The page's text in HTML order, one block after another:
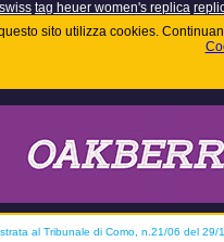
tag heuer women's replica
sito utilizza cookies.
al Tribunale di Como, n.21/06 del 29/